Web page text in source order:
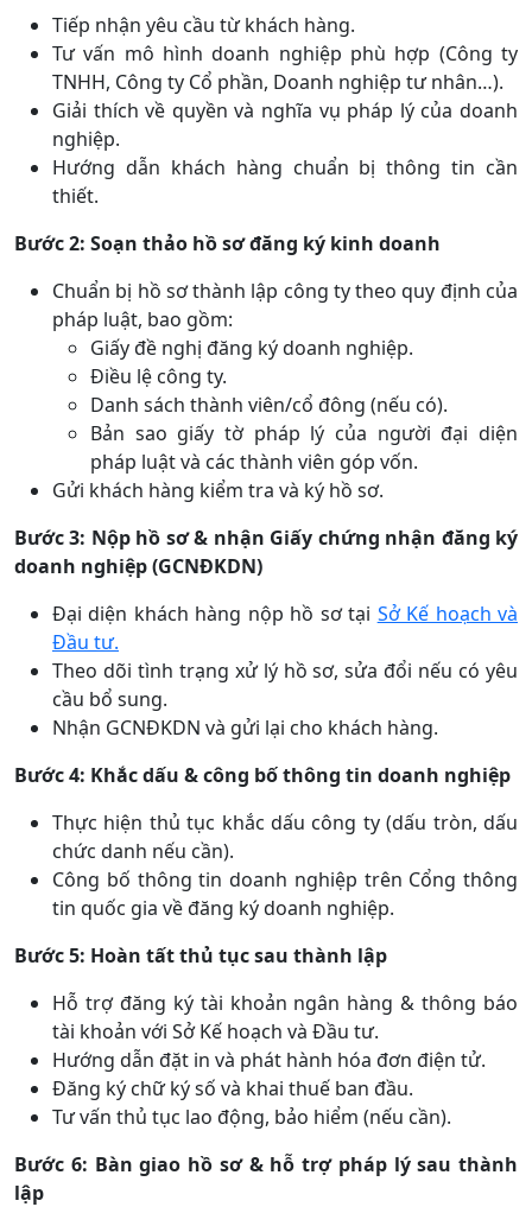
Tiếp nhận yêu cầu từ khách hàng.
Tư vấn mô hình doanh nghiệp phù hợp (Công ty
TNHH, Công ty Cổ phần, Doanh nghiệp tư nhân…).
Giải thích về quyền và nghĩa vụ pháp lý của doanh
nghiệp.
Hướng dẫn khách hàng chuẩn bị thông tin cần
thiết.
Bước 2: Soạn thảo hồ sơ đăng ký kinh doanh
Chuẩn bị hồ sơ thành lập công ty theo quy định của
pháp luật, bao gồm:
Giấy đề nghị đăng ký doanh nghiệp.
Điều lệ công ty.
Danh sách thành viên/cổ đông (nếu có).
Bản sao giấy tờ pháp lý của người đại diện
pháp luật và các thành viên góp vốn.
Gửi khách hàng kiểm tra và ký hồ sơ.
Bước 3: Nộp hồ sơ & nhận Giấy chứng nhận đăng ký
doanh nghiệp (GCNĐKDN)
Đại diện khách hàng nộp hồ sơ tại Sở Kế hoạch và
Đầu tư.
Theo dõi tình trạng xử lý hồ sơ, sửa đổi nếu có yêu
cầu bổ sung.
Nhận GCNĐKDN và gửi lại cho khách hàng.
Bước 4: Khắc dấu & công bố thông tin doanh nghiệp
Thực hiện thủ tục khắc dấu công ty (dấu tròn, dấu
chức danh nếu cần).
Công bố thông tin doanh nghiệp trên Cổng thông
tin quốc gia về đăng ký doanh nghiệp.
Bước 5: Hoàn tất thủ tục sau thành lập
Hỗ trợ đăng ký tài khoản ngân hàng & thông báo
tài khoản với Sở Kế hoạch và Đầu tư.
Hướng dẫn đặt in và phát hành hóa đơn điện tử.
Đăng ký chữ ký số và khai thuế ban đầu.
Tư vấn thủ tục lao động, bảo hiểm (nếu cần).
Bước 6: Bàn giao hồ sơ & hỗ trợ pháp lý sau thành
lập